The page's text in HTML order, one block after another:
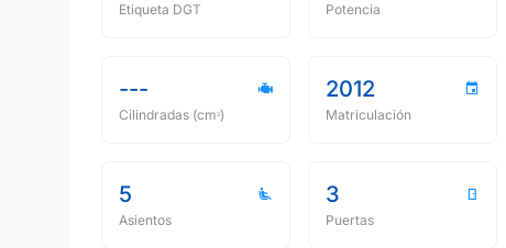
Etiqueta DGT Potencia
---
Cilindradas (cmᵌ)
2012
Matriculación
5
Asientos
3
Puertas